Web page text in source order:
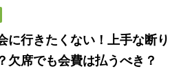
に行きたくない！上手な断り
欠席でも会費は払うべき？